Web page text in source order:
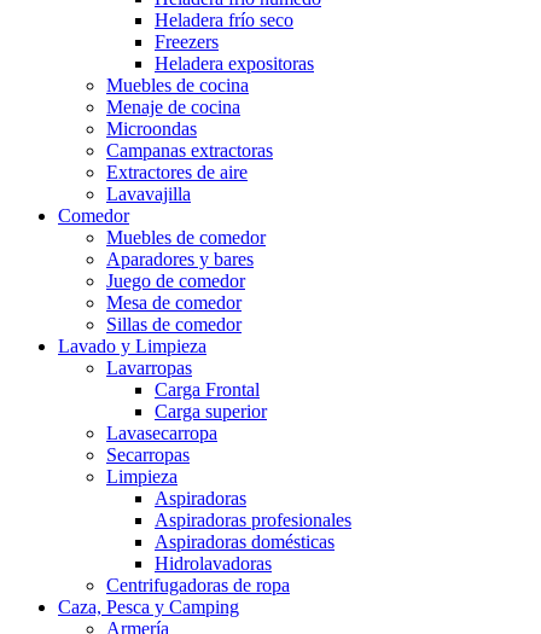
Heladera frío seco
Freezers
Heladera expositoras
Muebles de cocina
Menaje de cocina
Microondas
Campanas extractoras
Extractores de aire
Lavavajilla
Comedor
Muebles de comedor
Aparadores y bares
Juego de comedor
Mesa de comedor
Sillas de comedor
Lavado y Limpieza
Lavarropas
Carga Frontal
Carga superior
Lavasecarropa
Secarropas
Limpieza
Aspiradoras
Aspiradoras profesionales
Aspiradoras domésticas
Hidrolavadoras
Centrifugadoras de ropa
Caza, Pesca y Camping
Armería